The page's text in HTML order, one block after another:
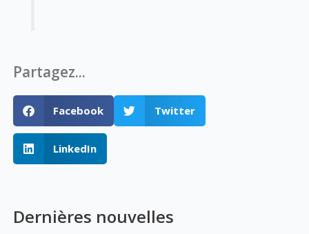
Partagez...
Facebook Twitter
LinkedIn
Dernières nouvelles